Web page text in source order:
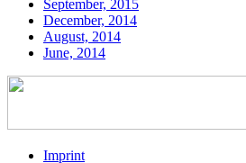
September, 2015
December, 2014
August, 2014
June, 2014
Imprint